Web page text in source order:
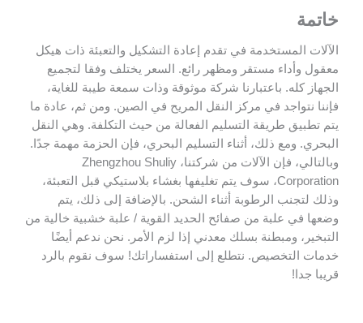
خاتمة
الآلات المستخدمة في تقدم إعادة التشكيل والتعبئة ذات هيكل
معقول وأداء مستقر ومظهر رائع. السعر يختلف وفقا لتجميع
الجهاز كله. باعتبارنا شركة موثوقة وذات سمعة طيبة للغاية،
فإننا نتواجد في مركز النقل المريح في الصين. ومن ثم، عادة ما
يتم تطبيق طريقة التسليم الفعالة من حيث التكلفة. وهي النقل
البحري. ومع ذلك، أثناء التسليم البحري، فإن الحزمة مهمة جدًا.
وبالتالي، فإن الآلات من شركتنا، Zhengzhou Shuliy
Corporation، سوف يتم تغليفها بغشاء بلاستيكي قبل التعبئة،
وذلك لتجنب الرطوبة أثناء الشحن. بالإضافة إلى ذلك، يتم
وضعها في علبة من صفائح الحديد القوية / علبة خشبية خالية من
التبخير، ومبطنة بسلك معدني إذا لزم الأمر. نحن ندعم أيضًا
خدمات التخصيص. نتطلع إلى استفساراتك! سوف نقوم بالرد
قريبا جدا!